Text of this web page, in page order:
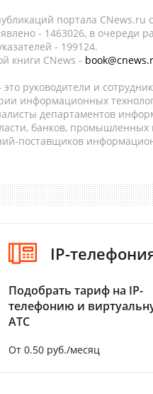
портала CNews.ru
- 1463026, в очереди
- 199124.
книги CNews -
руководители и
информационных
департаментов
банков,
поставщиков
IP-
Подобрать тариф на IP-
телефонию и
АТС
От 0.50 руб./месяц